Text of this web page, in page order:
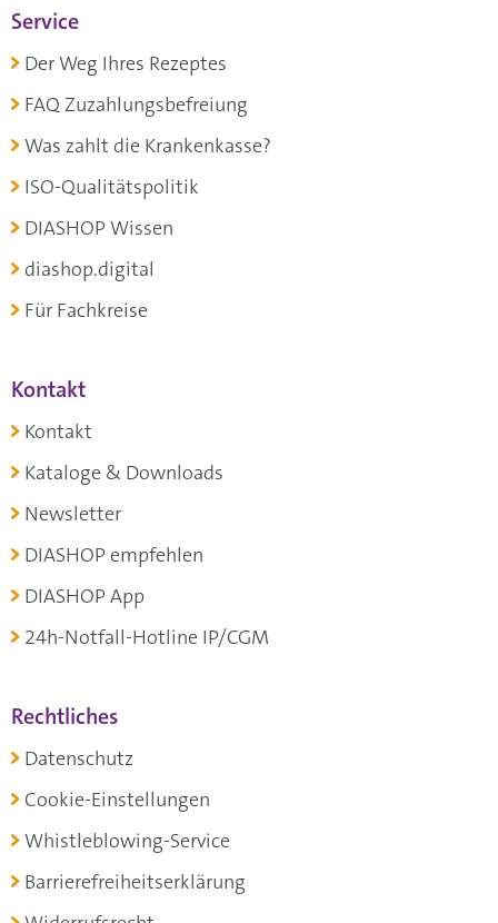
Service
Der Weg Ihres Rezeptes
FAQ Zuzahlungsbefreiung
Was zahlt die Krankenkasse?
ISO-Qualitätspolitik
DIASHOP Wissen
diashop.digital
Für Fachkreise
Kontakt
Kontakt
Kataloge & Downloads
Newsletter
DIASHOP empfehlen
DIASHOP App
24h-Notfall-Hotline IP/CGM
Rechtliches
Datenschutz
Cookie-Einstellungen
Whistleblowing-Service
Barrierefreiheitserklärung